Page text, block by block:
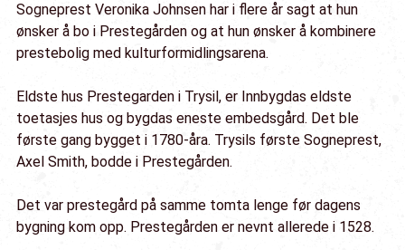
Sogneprest Veronika Johnsen har i flere år sagt at hun
ønsker å bo i Prestegården og at hun ønsker å kombinere
prestebolig med kulturformidlingsarena.
Eldste hus Prestegarden i Trysil, er Innbygdas eldste
toetasjes hus og bygdas eneste embedsgård. Det ble
første gang bygget i 1780-åra. Trysils første Sogneprest,
Axel Smith, bodde i Prestegården.
Det var prestegård på samme tomta lenge før dagens
bygning kom opp. Prestegården er nevnt allerede i 1528.